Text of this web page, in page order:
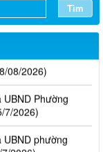
Tìm
phường
08/2026)
Phường
7/2026)
phường
2026)